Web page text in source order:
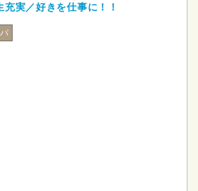
充実／好きを仕事に！！
パ